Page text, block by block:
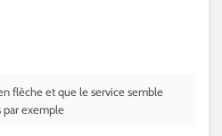
flèche et que le service semble
par exemple